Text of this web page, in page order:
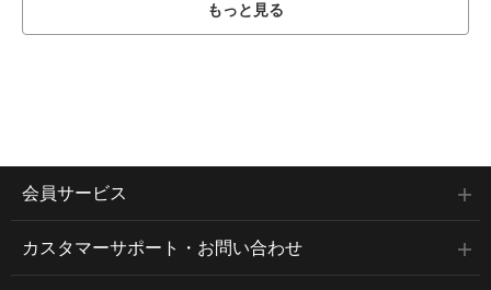
もっと見る
会員サービス
カスタマーサポート・お問い合わせ